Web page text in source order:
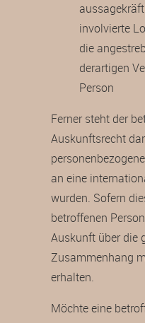
involvierte
die
derartigen
Person
Ferner steht der
Auskunftsrecht
an eine
wurden. Sofern
betroffenen
Auskunft über die
Zusammenhang
erhalten.
Möchte eine